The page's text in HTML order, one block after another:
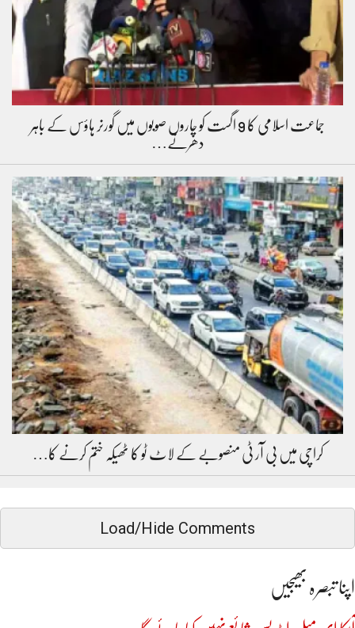
جماعت اسلامی کا 9 اگست کو چاروں صوبوں میں گورنر ہاؤس کے باہر
دھرنے…
کراچی میں بی آر ٹی منصوبے کے لاٹ ٹو کا ٹھیکہ ختم کرنے کا…
Load/Hide Comments
اپنا تبصرہ بھیجیں